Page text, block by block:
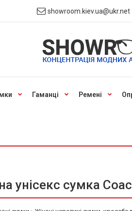
showroom.kiev.ua@ukr.net
Гаманці Ремені
унісекс сумка